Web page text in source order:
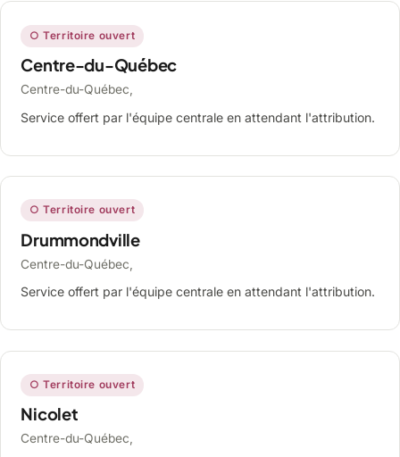
○ Territoire ouvert
Centre-du-Québec
Centre-du-Québec,
Service offert par l'équipe centrale en attendant l'attribution.
○ Territoire ouvert
Drummondville
Centre-du-Québec,
Service offert par l'équipe centrale en attendant l'attribution.
○ Territoire ouvert
Nicolet
Centre-du-Québec,